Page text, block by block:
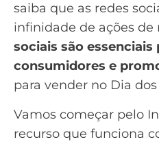
saiba que as redes
infinidade de ações de
sociais são essenciais
consumidores e
para vender no Dia dos
Vamos começar pelo
recurso que funciona